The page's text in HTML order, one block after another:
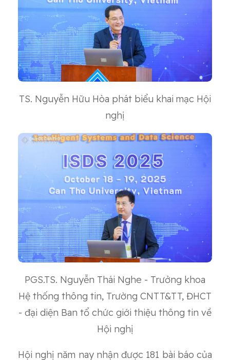
TS. Nguyễn Hữu Hòa phát biểu khai mạc Hội
nghị
PGS.TS. Nguyễn Thái Nghe - Trưởng khoa
Hệ thống thông tin, Trường CNTT&TT, ĐHCT
- đại diện Ban tổ chức giới thiệu thông tin về
Hội nghị
Hội nghị năm nay nhận được 181 bài báo của